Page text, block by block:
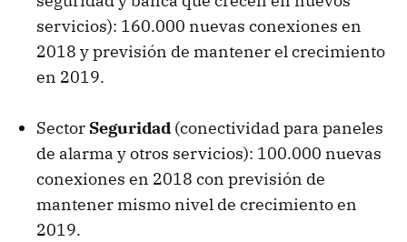
servicios): 160.000 nuevas conexiones en
2018 y previsión de mantener el crecimiento
en 2019.
Sector Seguridad (conectividad para paneles
de alarma y otros servicios): 100.000 nuevas
conexiones en 2018 con previsión de
mantener mismo nivel de crecimiento en
2019.